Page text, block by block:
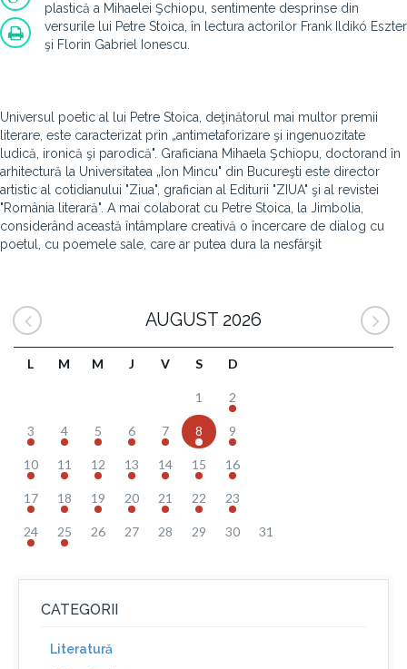
plastică a Mihaelei Şchiopu, sentimente desprinse din
versurile lui Petre Stoica, în lectura actorilor Frank Ildikó Eszter
şi Florin Gabriel Ionescu.
Universul poetic al lui Petre Stoica, deţinătorul mai multor premii
literare, este caracterizat prin „antimetaforizare şi ingenuozitate
ludică, ironică şi parodică". Graficiana Mihaela Şchiopu, doctorand în
arhitectură la Universitatea „Ion Mincu" din Bucureşti este director
artistic al cotidianului "Ziua", grafician al Editurii "ZIUA" şi al revistei
"România literară". A mai colaborat cu Petre Stoica, la Jimbolia,
considerând această întâmplare creativă o încercare de dialog cu
poetul, cu poemele sale, care ar putea dura la nesfârşit
AUGUST 2026
L M M J V S D
1 2
3 4 5 6 7 8 9
10 11 12 13 14 15 16
17 18 19 20 21 22 23
24 25 26 27 28 29 30 31
CATEGORII
Literatură